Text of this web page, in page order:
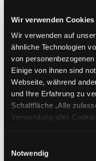
Wir verwenden
Wir verwenden auf
ähnliche Technologien
von
Einige von ihnen sind
Webseite, während
und Ihre Erfahrung zu
Schaltfläche „Alle
Verwendung aller
Cookies von
Notwendig
Reihe:
Exemplar-
Wir
Zoo
Suche
Jahr:
Verlag:
Wir